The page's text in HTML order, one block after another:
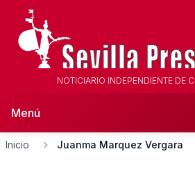
NOTICIARIO INDEPENDIENTE DE
Menú
Inicio Juanma Marquez Vergara